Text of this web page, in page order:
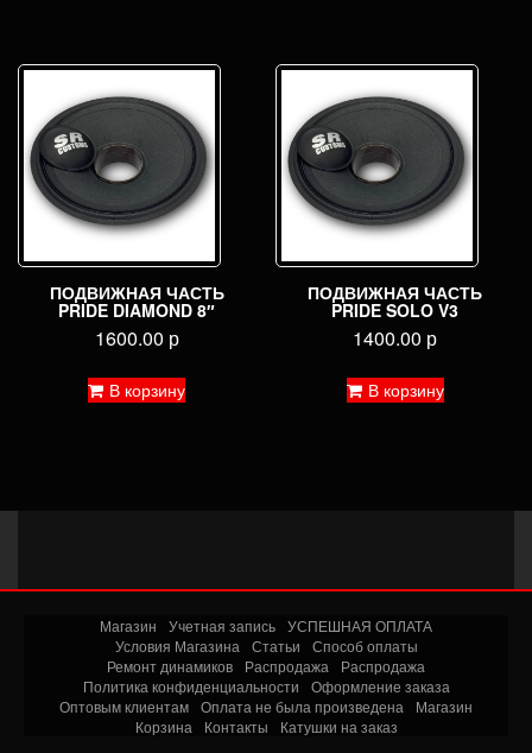
ПОДВИЖНАЯ ЧАСТЬ
PRIDE DIAMOND 8″
1600.00 р
В корзину
ПОДВИЖНАЯ ЧАСТЬ
PRIDE SOLO V3
1400.00 р
В корзину
Магазин Учетная запись УСПЕШНАЯ ОПЛАТА
Условия Магазина
Статьи
Способ оплаты
Ремонт динамиков
Распродажа
Распродажа
Политика конфиденциальности
Оформление заказа
Оптовым клиентам Оплата не была произведена
Магазин
Корзина
Контакты Катушки на заказ